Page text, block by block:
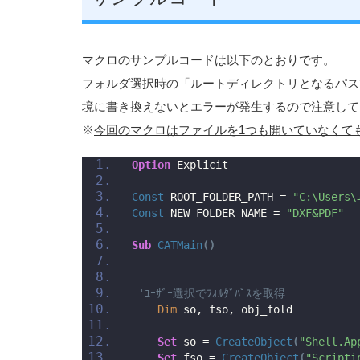
マクロのサンプルコードは以下のとおりです。
フォルダ選択時の「ルートディレクトリとなるパ
境に書き換えないとエラーが発生するので注意して
※今回のマクロはファイルを1つも開いていなく
Option Explicit
Const ROOT_FOLDER_PATH = "C:\Users\
Const NEW_FOLDER_NAME = "DXF&PDF"
Sub CATMain()
'ﾕｰｻﾞｰ選択でﾌｫﾙﾀﾞﾊﾟｽを取得
Dim so, fso, obj_fold
Set so = CreateObject(